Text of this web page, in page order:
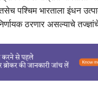
पश्चिम भारताला इंधन
ठरणार असल्याचे